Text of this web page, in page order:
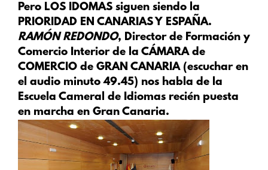
Pero LOS IDOMAS siguen siendo la
PRIORIDAD EN CANARIAS Y ESPAÑA.
RAMÓN REDONDO, Director de Formación y
Comercio Interior de la CÁMARA de
COMERCIO de GRAN CANARIA (escuchar en
el audio minuto 49.45) nos habla de la
Escuela Cameral de Idiomas recién puesta
en marcha en Gran Canaria.